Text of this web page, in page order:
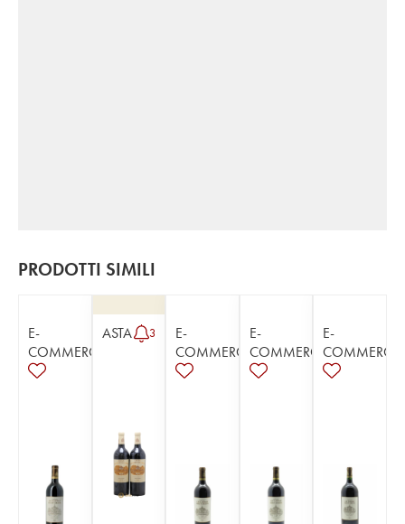
PRODOTTI SIMILI
E-
COMMERCE
ASTA 3
E-
COMMERCE
E-
COMMERCE
E-
COMMERCE